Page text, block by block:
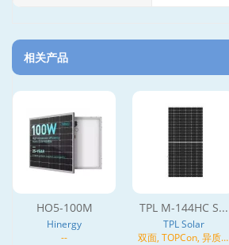
相关产品
HO5-100M
Hinergy
--
TPL M-144HC S...
TPL Solar
双面, TOPCon, 异质结